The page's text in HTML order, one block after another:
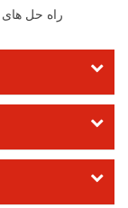
راه حل های